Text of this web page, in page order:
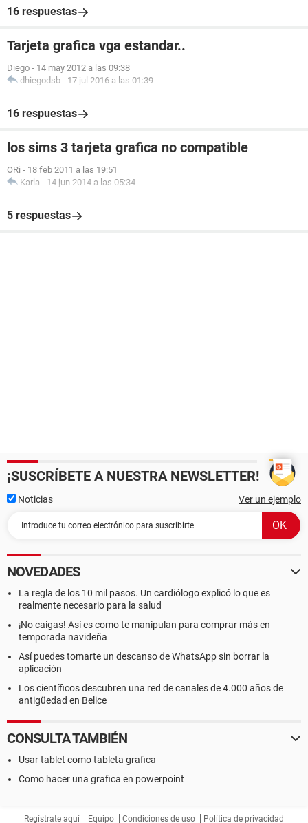
16 respuestas
Tarjeta grafica vga estandar..
Diego - 14 may 2012 a las 09:38
dhiegodsb - 17 jul 2016 a las 01:39
16 respuestas
los sims 3 tarjeta grafica no compatible
ORi - 18 feb 2011 a las 19:51
Karla - 14 jun 2014 a las 05:34
5 respuestas
¡SUSCRÍBETE A NUESTRA NEWSLETTER!
Noticias Ver un ejemplo
NOVEDADES
La regla de los 10 mil pasos. Un cardiólogo explicó lo que es
realmente necesario para la salud
¡No caigas! Así es como te manipulan para comprar más en
temporada navideña
Así puedes tomarte un descanso de WhatsApp sin borrar la
aplicación
Los científicos descubren una red de canales de 4.000 años de
antigüedad en Belice
CONSULTA TAMBIÉN
Usar tablet como tableta grafica
Como hacer una grafica en powerpoint
Regístrate aquí Equipo Condiciones de uso Política de privacidad